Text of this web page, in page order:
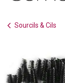
Sourcils & Cils